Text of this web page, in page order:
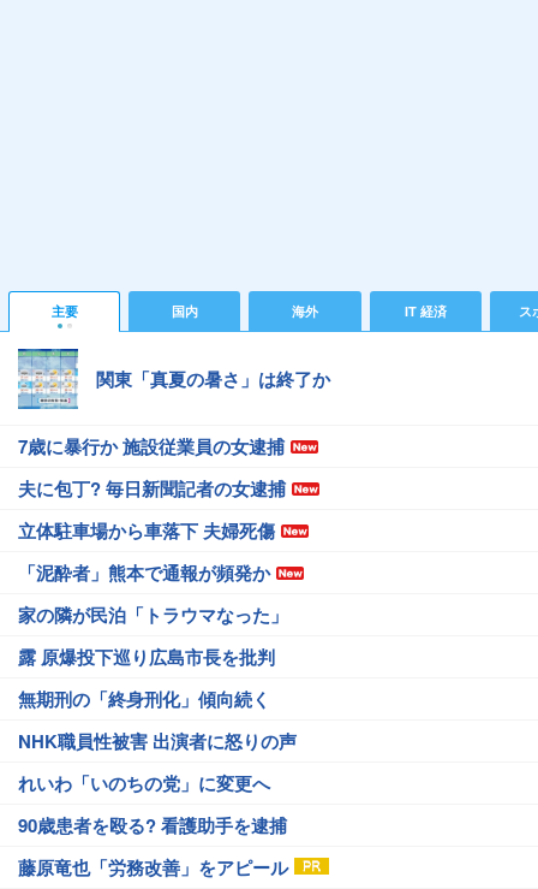
主要 国内 海外 IT 経済 ス
関東「真夏の暑さ」は終了か
7歳に暴行か 施設従業員の女逮捕
夫に包丁? 毎日新聞記者の女逮捕
立体駐車場から車落下 夫婦死傷
「泥酔者」熊本で通報が頻発か
家の隣が民泊「トラウマなった」
露 原爆投下巡り広島市長を批判
無期刑の「終身刑化」傾向続く
NHK職員性被害 出演者に怒りの声
れいわ「いのちの党」に変更へ
90歳患者を殴る? 看護助手を逮捕
藤原竜也「労務改善」をアピール